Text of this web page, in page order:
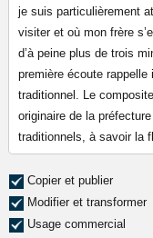
je suis particulièrement
visiter et où mon frère
d’à peine plus de trois
première écoute
traditionnel. Le
originaire de la
traditionnels, à savoir la
Copier et publier
Modifier et transformer
Usage commercial